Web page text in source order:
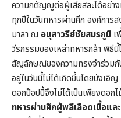
ความกตัญญูต่อผู้เสียสละได้อย่า
ทุกปีในวันทหารผ่านศึก องค์การ
มาลา ณ อนุสาวรีย์ชัยสมรภูมิ เ
วีรกรรมของเหล่าทหารกล้า พิธี
สัญลักษณ์ของความทรงจำร่วมกั
อยู่ในวันนี้ไม่ได้เกิดขึ้นโดยบังเอิญ
ดอกป๊อปปี้จึงไม่ได้เป็นเพียงดอก
ทหารผ่านศึกผู้พลีเลือดเนื้อแ